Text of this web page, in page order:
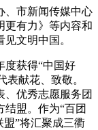
市新闻传媒中心
更有力》等内容和
文明中国。
获得“中国好
表献花、致敬。
、优秀志愿服务团
盟。作为“百团
盟”将汇聚成三衢